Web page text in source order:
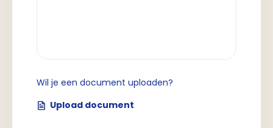
Wil je een document uploaden?
Upload document